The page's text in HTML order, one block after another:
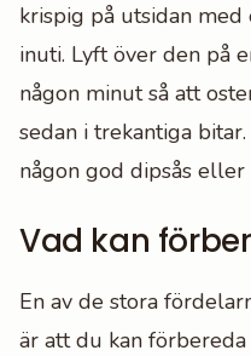
krispig på utsidan
inuti. Lyft över den på
någon minut så att
sedan i trekantiga
någon god dipsås eller
Vad kan
En av de stora
är att du kan